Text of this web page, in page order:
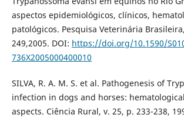
aspectos epidemiológicos, clínicos,
patológicos. Pesquisa Veterinária
249,2005. DOI: https://doi.org/10.1590/
736X2005000400010
SILVA, R. A. M. S. et al. Pathogenesis of
infection in dogs and horses:
aspects. Ciência Rural, v. 25, p. 233-238,